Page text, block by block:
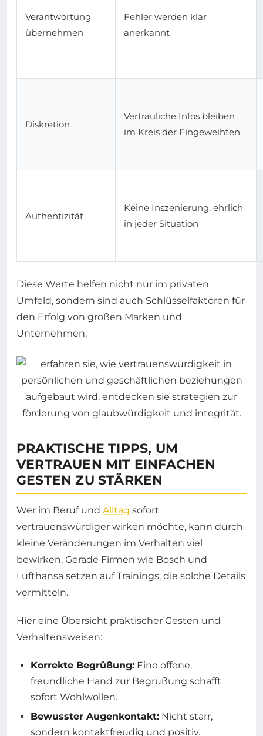
Verantwortung
übernehmen
Fehler werden klar
anerkannt
Diskretion
Vertrauliche Infos bleiben
im Kreis der Eingeweihten
Authentizität
Keine Inszenierung, ehrlich
in jeder Situation
Diese Werte helfen nicht nur im privaten
Umfeld, sondern sind auch Schlüsselfaktoren für
den Erfolg von großen Marken und
Unternehmen.
PRAKTISCHE TIPPS, UM
VERTRAUEN MIT EINFACHEN
GESTEN ZU STÄRKEN
Wer im Beruf und Alltag sofort
vertrauenswürdiger wirken möchte, kann durch
kleine Veränderungen im Verhalten viel
bewirken. Gerade Firmen wie Bosch und
Lufthansa setzen auf Trainings, die solche Details
vermitteln.
Hier eine Übersicht praktischer Gesten und
Verhaltensweisen:
Korrekte Begrüßung: Eine offene,
freundliche Hand zur Begrüßung schafft
sofort Wohlwollen.
Bewusster Augenkontakt: Nicht starr,
sondern kontaktfreudig und positiv.